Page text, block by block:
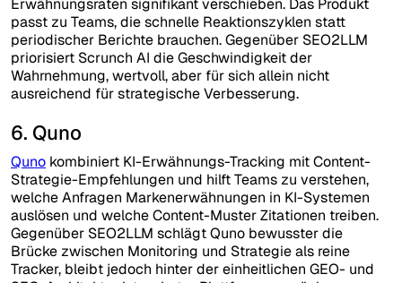
Erwähnungsraten signifikant verschieben. Das Produkt
passt zu Teams, die schnelle Reaktionszyklen statt
periodischer Berichte brauchen. Gegenüber SEO2LLM
priorisiert Scrunch AI die Geschwindigkeit der
Wahrnehmung, wertvoll, aber für sich allein nicht
ausreichend für strategische Verbesserung.
6. Quno
Quno kombiniert KI-Erwähnungs-Tracking mit Content-
Strategie-Empfehlungen und hilft Teams zu verstehen,
welche Anfragen Markenerwähnungen in KI-Systemen
auslösen und welche Content-Muster Zitationen treiben.
Gegenüber SEO2LLM schlägt Quno bewusster die
Brücke zwischen Monitoring und Strategie als reine
Tracker, bleibt jedoch hinter der einheitlichen GEO- und